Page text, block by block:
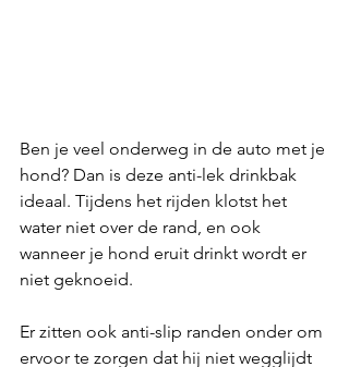
Ben je veel onderweg in de auto met je
hond? Dan is deze anti-lek drinkbak
ideaal. Tijdens het rijden klotst het
water niet over de rand, en ook
wanneer je hond eruit drinkt wordt er
niet geknoeid.
Er zitten ook anti-slip randen onder om
ervoor te zorgen dat hij niet wegglijdt